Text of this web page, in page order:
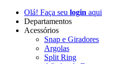
Olá! Faça seu login aqui
Departamentos
Acessórios
Snap e Giradores
Argolas
Split Ring